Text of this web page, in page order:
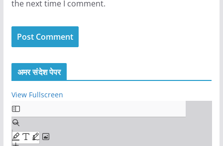
the next time I comment.
अमर संदेश पेपर
View Fullscreen
S
k
i
p